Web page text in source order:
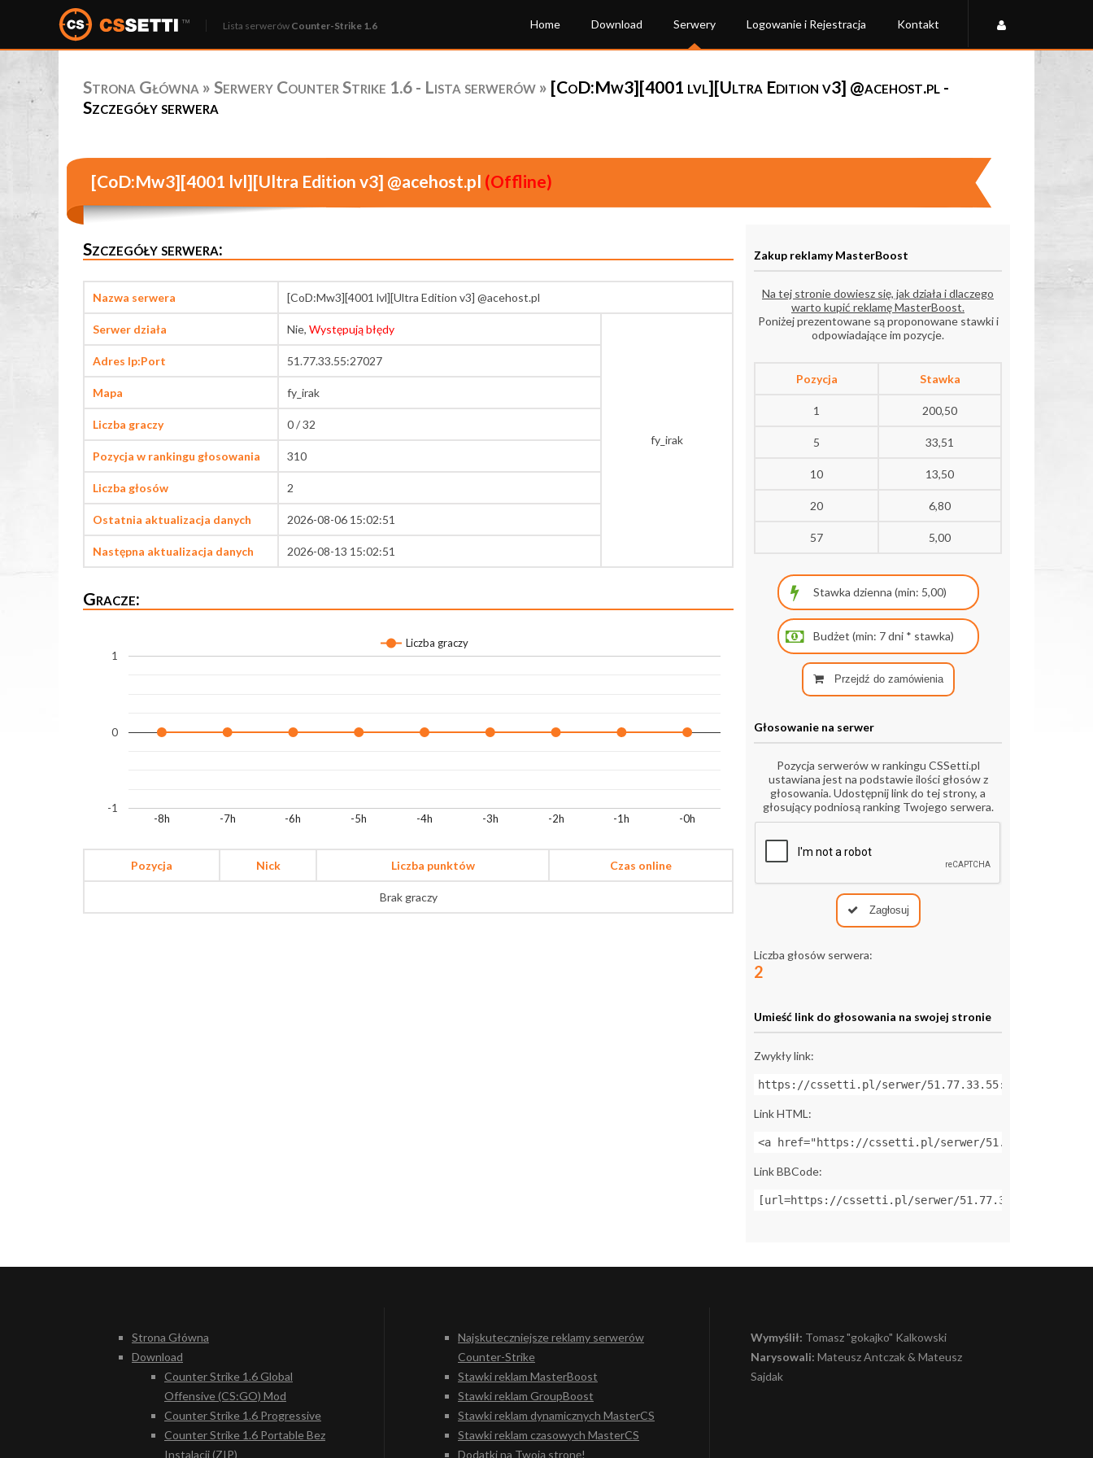
Lista serwerów Counter-Strike 1.6 Home Download Serwery Logowanie i Rejestracja Kontakt
Strona Główna » Serwery Counter Strike 1.6 - Lista serwerów » [CoD:Mw3][4001 lvl][Ultra Edition v3] @acehost.pl -
Szczegóły serwera
[CoD:Mw3][4001 lvl][Ultra Edition v3] @acehost.pl (Offline)
Szczegóły serwera:
Nazwa serwera [CoD:Mw3][4001 lvl][Ultra Edition v3] @acehost.pl
Serwer działa Nie, Występują błędy
fy_irak
Adres Ip:Port 51.77.33.55:27027
Mapa fy_irak
Liczba graczy 0 / 32
Pozycja w rankingu głosowania 310
Liczba głosów 2
Ostatnia aktualizacja danych 2026-08-06 15:02:51
Następna aktualizacja danych 2026-08-13 15:02:51
Gracze:
Liczba graczy
-8h -7h -6h -5h -4h -3h -2h -1h -0h
-1
0
1
Pozycja Nick Liczba punktów Czas online
Brak graczy
Zakup reklamy MasterBoost
Na tej stronie dowiesz się, jak działa i dlaczego
warto kupić reklamę MasterBoost.
Poniżej prezentowane są proponowane stawki i
odpowiadające im pozycje.
Pozycja Stawka
1 200,50
5 33,51
10 13,50
20 6,80
57 5,00
Przejdź do zamówienia
Głosowanie na serwer
Pozycja serwerów w rankingu CSSetti.pl
ustawiana jest na podstawie ilości głosów z
głosowania. Udostępnij link do tej strony, a
głosujący podniosą ranking Twojego serwera.
Zagłosuj
Liczba głosów serwera:
2
Umieść link do głosowania na swojej stronie
Zwykły link:
https://cssetti.pl/serwer/51.77.33.55:27027
Link HTML:
<a href="https://cssetti.pl/serwer/
Link BBCode:
[url=https://cssetti.pl/serwer/
Strona Główna
Download
Counter Strike 1.6 Global
Offensive (CS:GO) Mod
Counter Strike 1.6 Progressive
Counter Strike 1.6 Portable Bez
Instalacji (ZIP)
Najskuteczniejsze reklamy serwerów
Counter-Strike
Stawki reklam MasterBoost
Stawki reklam GroupBoost
Stawki reklam dynamicznych MasterCS
Stawki reklam czasowych MasterCS
Dodatki na Twoją stronę!
Wymyślił: Tomasz "gokajko" Kalkowski
Narysowali: Mateusz Antczak & Mateusz
Sajdak